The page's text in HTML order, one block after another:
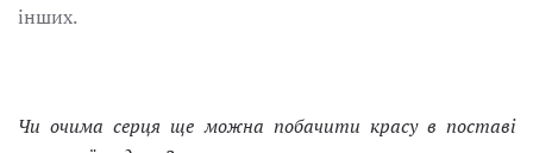
інших.
Чи очима серця ще можна побачити красу в поставі